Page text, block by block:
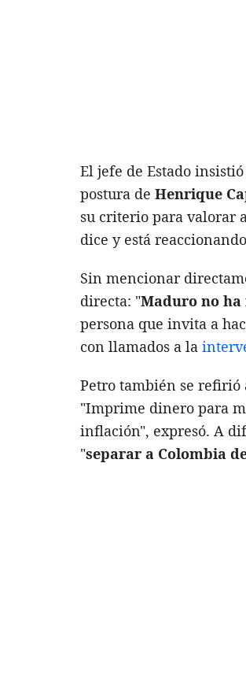
El jefe de Estado
postura de Henrique
su criterio para valorar
dice y está
Sin mencionar
directa: "Maduro no
persona que invita a
con llamados a la
Petro también se refirió
"Imprime dinero para
inflación", expresó. A
"separar a Colombia